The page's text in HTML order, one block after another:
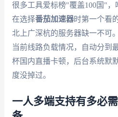
很多工具爱标榜"覆盖100国"
在选择番茄加速器时第一个看
北上广深杭的服务器缺一不可
当前线路负载情况，自动分到
杯国内直播卡顿，后台系统默
度没掉过。
一人多端支持有多必